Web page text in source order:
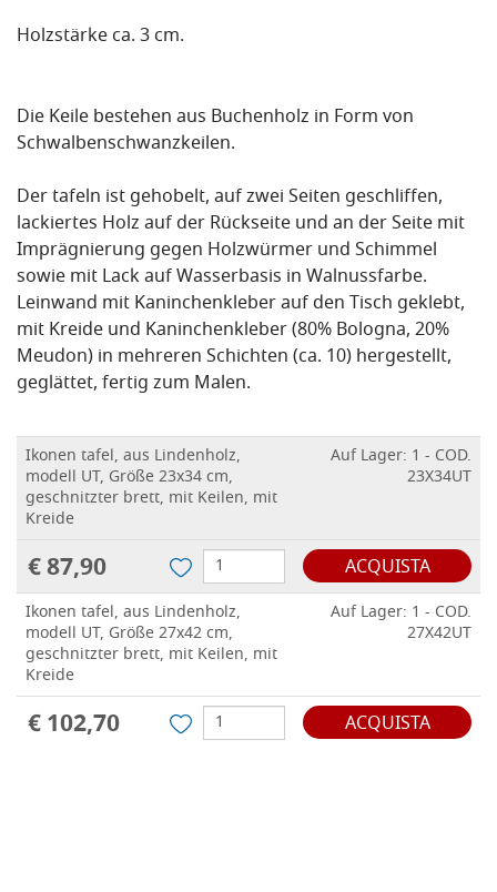
Holzstärke ca. 3 cm.
Die Keile bestehen aus Buchenholz in Form von
Schwalbenschwanzkeilen.
Der tafeln ist gehobelt, auf zwei Seiten geschliffen,
lackiertes Holz auf der Rückseite und an der Seite mit
Imprägnierung gegen Holzwürmer und Schimmel
sowie mit Lack auf Wasserbasis in Walnussfarbe.
Leinwand mit Kaninchenkleber auf den Tisch geklebt,
mit Kreide und Kaninchenkleber (80% Bologna, 20%
Meudon) in mehreren Schichten (ca. 10) hergestellt,
geglättet, fertig zum Malen.
Ikonen tafel, aus Lindenholz,
modell UT, Größe 23x34 cm,
geschnitzter brett, mit Keilen, mit
Kreide
Auf Lager: 1 - COD.
23X34UT
€ 87,90 ACQUISTA
Ikonen tafel, aus Lindenholz,
modell UT, Größe 27x42 cm,
geschnitzter brett, mit Keilen, mit
Kreide
Auf Lager: 1 - COD.
27X42UT
€ 102,70 ACQUISTA